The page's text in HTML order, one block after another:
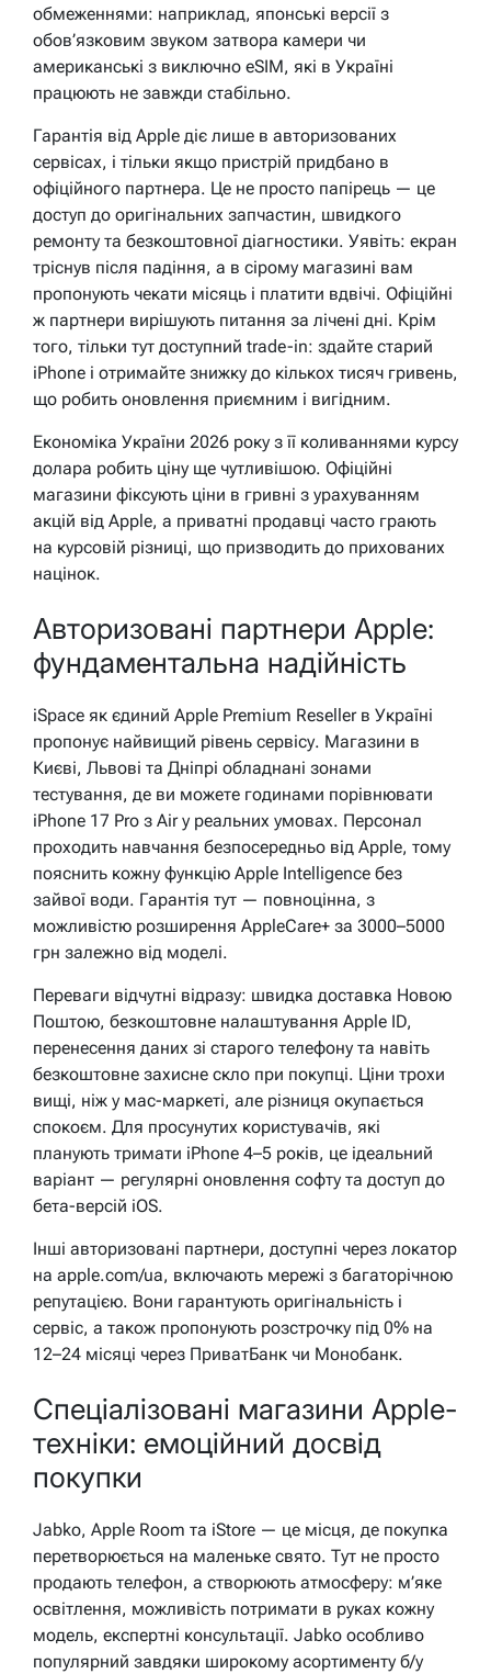
обмеженнями: наприклад, японські версії з
обов’язковим звуком затвора камери чи
американські з виключно eSIM, які в Україні
працюють не завжди стабільно.
Гарантія від Apple діє лише в авторизованих
сервісах, і тільки якщо пристрій придбано в
офіційного партнера. Це не просто папірець — це
доступ до оригінальних запчастин, швидкого
ремонту та безкоштовної діагностики. Уявіть: екран
тріснув після падіння, а в сірому магазині вам
пропонують чекати місяць і платити вдвічі. Офіційні
ж партнери вирішують питання за лічені дні. Крім
того, тільки тут доступний trade-in: здайте старий
iPhone і отримайте знижку до кількох тисяч гривень,
що робить оновлення приємним і вигідним.
Економіка України 2026 року з її коливаннями курсу
долара робить ціну ще чутливішою. Офіційні
магазини фіксують ціни в гривні з урахуванням
акцій від Apple, а приватні продавці часто грають
на курсовій різниці, що призводить до прихованих
націнок.
Авторизовані партнери Apple:
фундаментальна надійність
iSpace як єдиний Apple Premium Reseller в Україні
пропонує найвищий рівень сервісу. Магазини в
Києві, Львові та Дніпрі обладнані зонами
тестування, де ви можете годинами порівнювати
iPhone 17 Pro з Air у реальних умовах. Персонал
проходить навчання безпосередньо від Apple, тому
пояснить кожну функцію Apple Intelligence без
зайвої води. Гарантія тут — повноцінна, з
можливістю розширення AppleCare+ за 3000–5000
грн залежно від моделі.
Переваги відчутні відразу: швидка доставка Новою
Поштою, безкоштовне налаштування Apple ID,
перенесення даних зі старого телефону та навіть
безкоштовне захисне скло при покупці. Ціни трохи
вищі, ніж у мас-маркеті, але різниця окупається
спокоєм. Для просунутих користувачів, які
планують тримати iPhone 4–5 років, це ідеальний
варіант — регулярні оновлення софту та доступ до
бета-версій iOS.
Інші авторизовані партнери, доступні через локатор
на apple.com/ua, включають мережі з багаторічною
репутацією. Вони гарантують оригінальність і
сервіс, а також пропонують розстрочку під 0% на
12–24 місяці через ПриватБанк чи Монобанк.
Спеціалізовані магазини Apple-
техніки: емоційний досвід
покупки
Jabko, Apple Room та iStore — це місця, де покупка
перетворюється на маленьке свято. Тут не просто
продають телефон, а створюють атмосферу: м’яке
освітлення, можливість потримати в руках кожну
модель, експертні консультації. Jabko особливо
популярний завдяки широкому асортименту б/у